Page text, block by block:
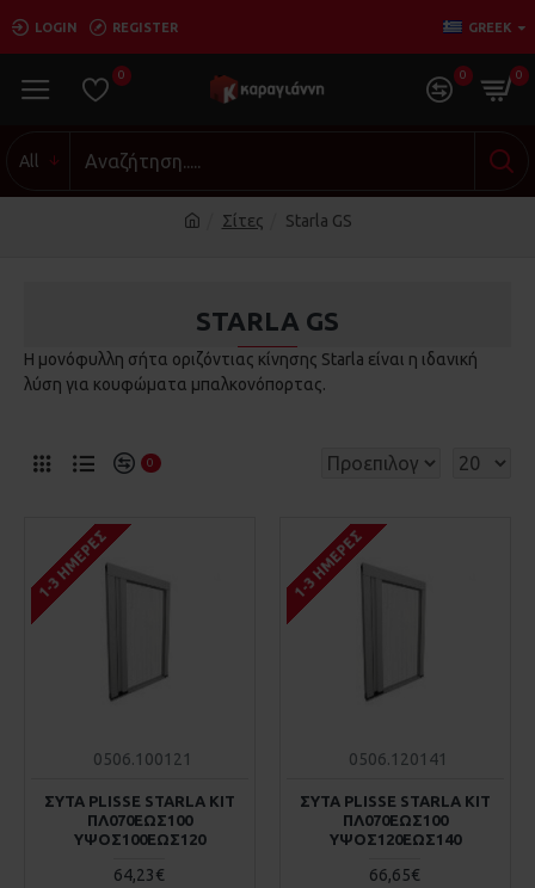
LOGIN REGISTER GREEK
0 0 0
All
Σίτες Starla GS
STARLA GS
Η μονόφυλλη σήτα οριζόντιας κίνησης Starla είναι η ιδανική
λύση για κουφώματα μπαλκονόπορτας.
0
1-3 ΗΜΈΡΕΣ
0506.100121
ΣΥΤΑ PLISSE STARLA KIT
ΠΛ070ΕΩΣ100
ΥΨΟΣ100ΕΩΣ120
64,23€
1-3 ΗΜΈΡΕΣ
0506.120141
ΣΥΤΑ PLISSE STARLA KIT
ΠΛ070ΕΩΣ100
ΥΨΟΣ120ΕΩΣ140
66,65€